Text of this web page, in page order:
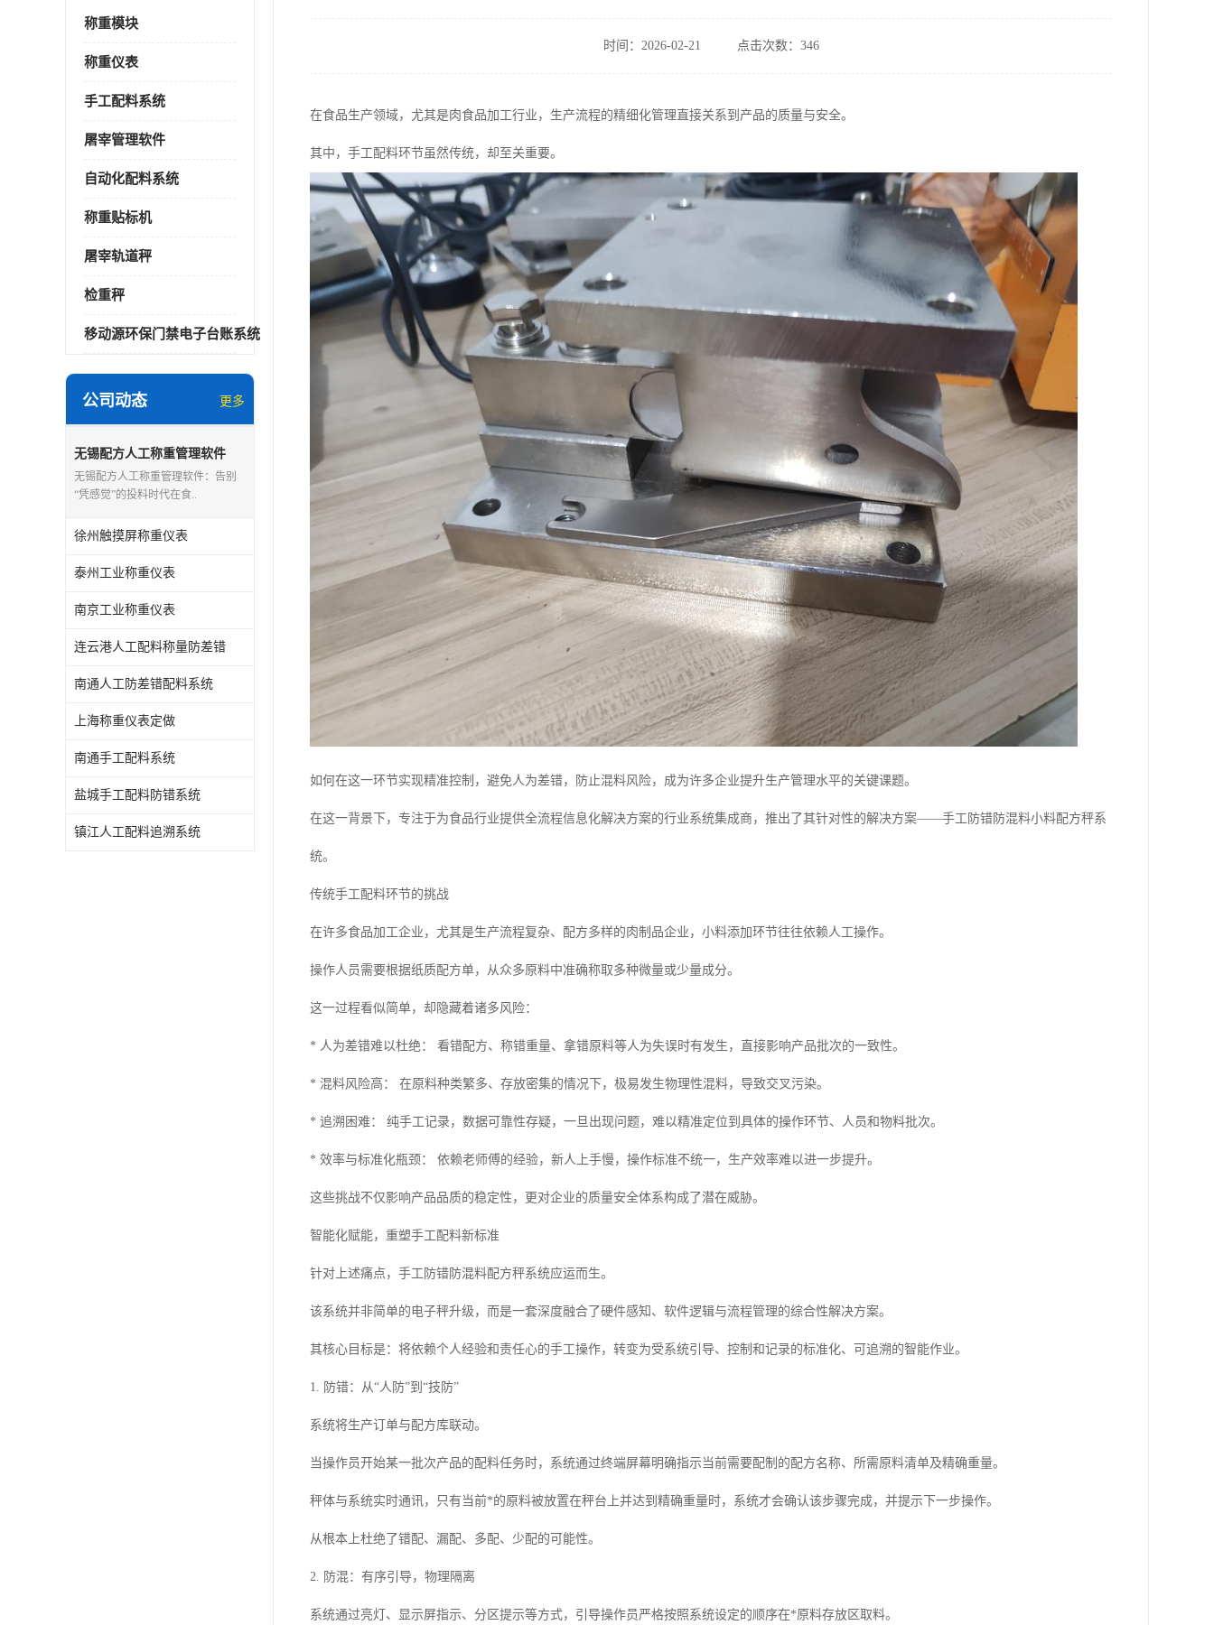
称重模块
称重仪表
手工配料系统
屠宰管理软件
自动化配料系统
称重贴标机
屠宰轨道秤
检重秤
移动源环保门禁电子台账系统
公司动态 更多
无锡配方人工称重管理软件
无锡配方人工称重管理软件：告别
“凭感觉”的投料时代在食..
徐州触摸屏称重仪表
泰州工业称重仪表
南京工业称重仪表
连云港人工配料称量防差错
南通人工防差错配料系统
上海称重仪表定做
南通手工配料系统
盐城手工配料防错系统
镇江人工配料追溯系统
时间：2026-02-21 点击次数：346
在食品生产领域，尤其是肉食品加工行业，生产流程的精细化管理直接关系到产品的质量与安全。
其中，手工配料环节虽然传统，却至关重要。
如何在这一环节实现精准控制，避免人为差错，防止混料风险，成为许多企业提升生产管理水平的关键课题。
在这一背景下，专注于为食品行业提供全流程信息化解决方案的行业系统集成商，推出了其针对性的解决方案——手工防错防混料小料配方秤系
统。
传统手工配料环节的挑战
在许多食品加工企业，尤其是生产流程复杂、配方多样的肉制品企业，小料添加环节往往依赖人工操作。
操作人员需要根据纸质配方单，从众多原料中准确称取多种微量或少量成分。
这一过程看似简单，却隐藏着诸多风险：
* 人为差错难以杜绝： 看错配方、称错重量、拿错原料等人为失误时有发生，直接影响产品批次的一致性。
* 混料风险高： 在原料种类繁多、存放密集的情况下，极易发生物理性混料，导致交叉污染。
* 追溯困难： 纯手工记录，数据可靠性存疑，一旦出现问题，难以精准定位到具体的操作环节、人员和物料批次。
* 效率与标准化瓶颈： 依赖老师傅的经验，新人上手慢，操作标准不统一，生产效率难以进一步提升。
这些挑战不仅影响产品品质的稳定性，更对企业的质量安全体系构成了潜在威胁。
智能化赋能，重塑手工配料新标准
针对上述痛点，手工防错防混料配方秤系统应运而生。
该系统并非简单的电子秤升级，而是一套深度融合了硬件感知、软件逻辑与流程管理的综合性解决方案。
其核心目标是：将依赖个人经验和责任心的手工操作，转变为受系统引导、控制和记录的标准化、可追溯的智能作业。
1. 防错：从“人防”到“技防”
系统将生产订单与配方库联动。
当操作员开始某一批次产品的配料任务时，系统通过终端屏幕明确指示当前需要配制的配方名称、所需原料清单及精确重量。
秤体与系统实时通讯，只有当前*的原料被放置在秤台上并达到精确重量时，系统才会确认该步骤完成，并提示下一步操作。
从根本上杜绝了错配、漏配、多配、少配的可能性。
2. 防混：有序引导，物理隔离
系统通过亮灯、显示屏指示、分区提示等方式，引导操作员严格按照系统设定的顺序在*原料存放区取料。